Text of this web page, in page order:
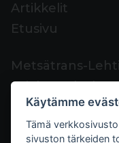
Artikkelit
Etusivu
Metsätrans-
Asiakaspalvelu
Yhteystiedot
Palaute
Käytämme
Tämä
sivuston tärkeiden